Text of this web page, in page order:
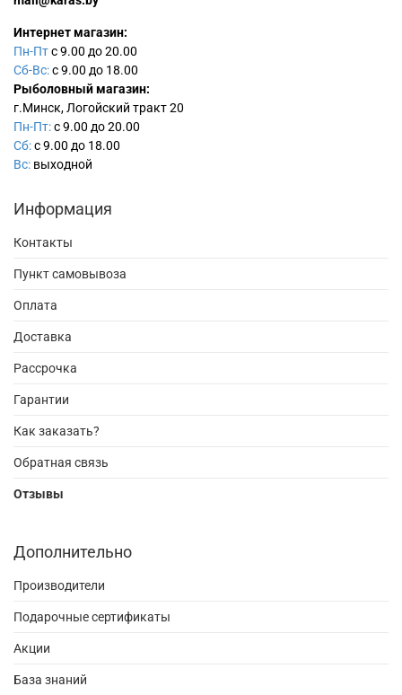
Интернет магазин:
Пн-Птс 9.00 до 20.00
Сб-Вс:с 9.00 до 18.00
Рыболовный магазин:
г.Минск, Логойский тракт 20
Пн-Пт:с 9.00 до 20.00
Сб:с 9.00 до 18.00
Вс: выходной
Информация
Контакты
Пункт самовывоза
Оплата
Доставка
Рассрочка
Гарантии
Как заказать?
Обратная связь
Отзывы
Дополнительно
Производители
Подарочные сертификаты
Акции
База знаний